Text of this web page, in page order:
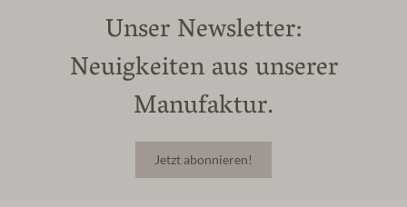
Unser Newsletter:
Neuigkeiten aus unserer
Manufaktur.
Jetzt abonnieren!